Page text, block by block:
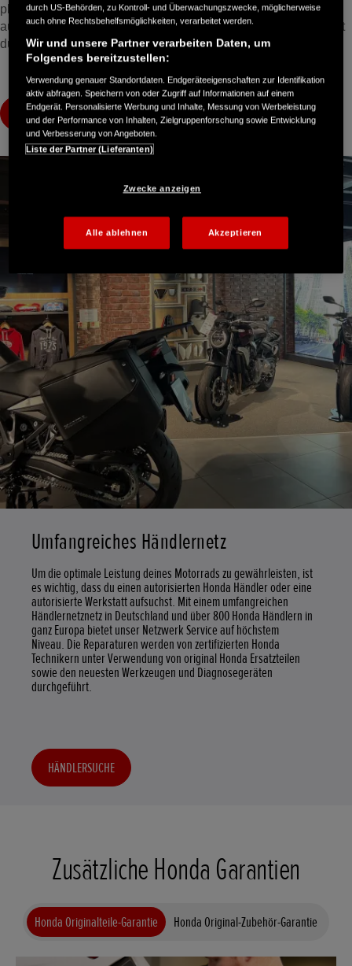
planmäßige Wartung und der Serviceplan werden bei einem
autorisierten Honda Händler oder einer autorisierten Werkstatt
durchgeführt.
Standardgarantiebedingungen Garantiebedingungen Verlängerung
Umfangreiches Händlernetz
Um die optimale Leistung deines Motorrads zu gewährleisten, ist
es wichtig, dass du einen autorisierten Honda Händler oder eine
autorisierte Werkstatt aufsuchst. Mit einem umfangreichen
Händlernetznetz in Deutschland und über 800 Honda Händlern in
ganz Europa bietet unser Netzwerk Service auf höchstem
Niveau. Die Reparaturen werden von zertifizierten Honda
Technikern unter Verwendung von original Honda Ersatzteilen
sowie den neuesten Werkzeugen und Diagnosegeräten
durchgeführt.
HÄNDLERSUCHE
Zusätzliche Honda Garantien
Honda Originalteile-Garantie Honda Original-Zubehör-Garantie
durch US-Behörden, zu Kontroll- und Überwachungszwecke, möglicherweise
auch ohne Rechtsbehelfsmöglichkeiten, verarbeitet werden.
Wir und unsere Partner verarbeiten Daten, um
Folgendes bereitzustellen:
Verwendung genauer Standortdaten. Endgeräteeigenschaften zur Identifikation
aktiv abfragen. Speichern von oder Zugriff auf Informationen auf einem
Endgerät. Personalisierte Werbung und Inhalte, Messung von Werbeleistung
und der Performance von Inhalten, Zielgruppenforschung sowie Entwicklung
und Verbesserung von Angeboten.
Liste der Partner (Lieferanten)
Zwecke anzeigen
Alle ablehnen Akzeptieren